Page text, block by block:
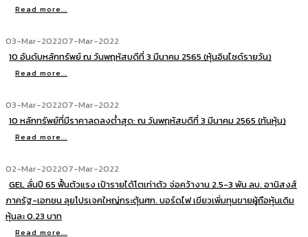
Read more...
03-Mar-202207-Mar-2022
10 อันดับหลักทรัพย์ ณ วันพฤหัสบดีที่ 3 มีนาคม 2565 (หุ้นอินไซด์รายวัน)
Read more...
03-Mar-202207-Mar-2022
10 หลักทรัพย์ที่มีราคาลดลงต่ำสุด: ณ วันพฤหัสบดีที่ 3 มีนาคม 2565 (ทันหุ้น)
Read more...
02-Mar-202207-Mar-2022
GEL ลั่นปี 65 ฟื้นตัวแรง เป้ารายได้โตเท่าตัว จ่อคว้างาน 2.5-3 พัน ลบ. อานิสงส์
ภาครัฐ-เอกชน ลุยโปรเจคใหญ่กระตุ้นศก. บอร์ดไฟ เขียวเพิ่มทุนขายผู้ถือหุ้นเดิม
หุ้นละ 0.23 บาท
Read more...